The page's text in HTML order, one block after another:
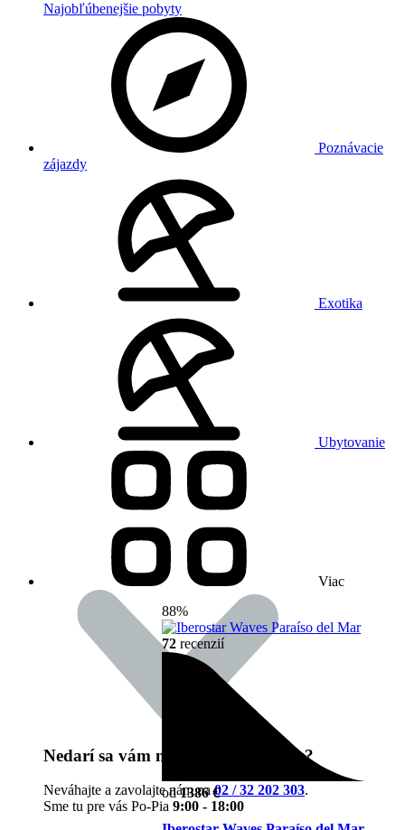
Najobľúbenejšie pobyty
Poznávacie
zájazdy
Exotika
Ubytovanie
Viac
Nedarí sa vám nájsť čo potrebujete?
Neváhajte a zavolajte nám na02 / 32 202 303.
Sme tu pre vás Po-Pia 9:00 - 18:00
88%
72 recenzií
od1386 €